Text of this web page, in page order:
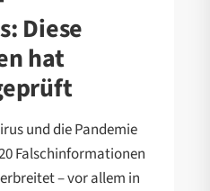
Diese
hat
und die Pandemie
Falschinformationen
– vor allem in